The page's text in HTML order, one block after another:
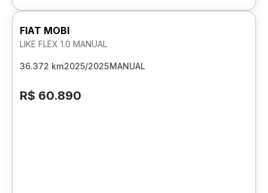
FIAT MOBI
LIKE FLEX 1.0 MANUAL
36.372 km2025/2025MANUAL
R$ 60.890